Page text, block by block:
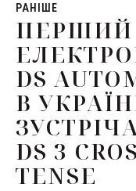
РАНІШЕ
ПЕРШИЙ
DS
В
DS 3
TENSE